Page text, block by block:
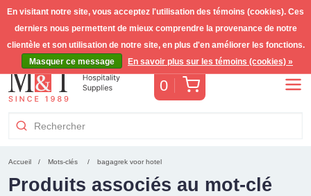
0 Panier
Accueil Mots-clés bagagrek voor hotel
Produits associés au mot-clé
En visitant notre site, vous acceptez l'utilisation des témoins (cookies). Ces
derniers nous permettent de mieux comprendre la provenance de notre
clientèle et son utilisation de notre site, en plus d'en améliorer les fonctions.
Masquer ce message
En savoir plus sur les témoins (cookies) »